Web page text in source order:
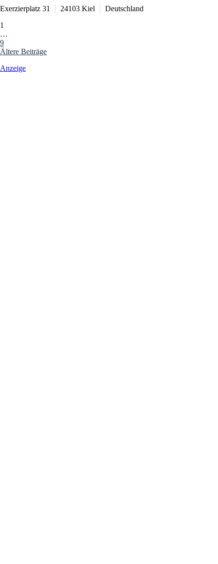
Exerzierplatz 31 24103 Kiel Deutschland
Posts
navigation
1
…
9
Ältere Beiträge
Anzeige